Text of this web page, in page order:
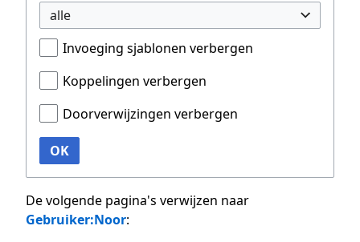
alle
Invoeging sjablonen verbergen
Koppelingen verbergen
Doorverwijzingen verbergen
OK
De volgende pagina's verwijzen naar
Gebruiker:Noor: